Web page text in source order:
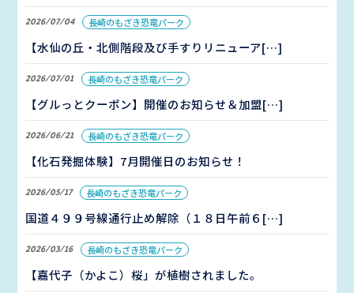
2026/07/04 長崎のもざき恐竜パーク
【水仙の丘・北側階段及び手すりリニューア[…]
2026/07/01 長崎のもざき恐竜パーク
【グルっとクーポン】開催のお知らせ＆加盟[…]
2026/06/21 長崎のもざき恐竜パーク
【化石発掘体験】7月開催日のお知らせ！
2026/05/17 長崎のもざき恐竜パーク
国道４９９号線通行止め解除（１８日午前６[…]
2026/03/16 長崎のもざき恐竜パーク
【嘉代子（かよこ）桜」が植樹されました。